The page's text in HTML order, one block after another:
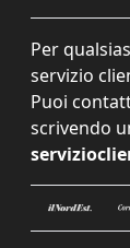
Per
servizio
Puoi
scrivendo